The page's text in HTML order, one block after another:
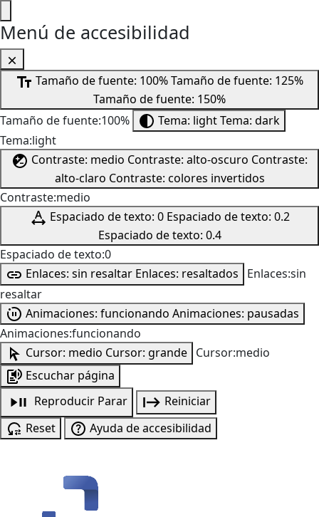
Menú de accesibilidad
Tamaño de fuente: 100%Tamaño de fuente: 125%
Tamaño de fuente: 150%
Tamaño de fuente:100%
Tema: lightTema: dark
Tema:light
Contraste: medio Contraste: alto-oscuro Contraste:
alto-claro Contraste: colores invertidos
Contraste:medio
Espaciado de texto: 0 Espaciado de texto: 0.2
Espaciado de texto: 0.4
Espaciado de texto:0
Enlaces: sin resaltar Enlaces: resaltados
Enlaces:sin
resaltar
Animaciones: funcionando Animaciones: pausadas
Animaciones:funcionando
Cursor: medio Cursor: grande Cursor:medio
Escuchar página
Reproducir Parar
Reiniciar
Reset
Ayuda de accesibilidad